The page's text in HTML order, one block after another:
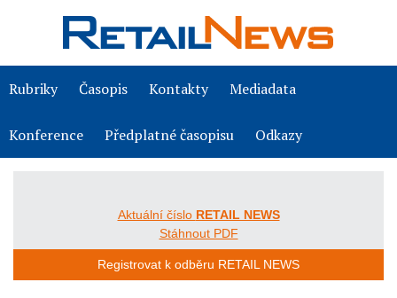
Rubriky Časopis Kontakty Mediadata
Konference Předplatné časopisu Odkazy
Aktuální číslo RETAIL NEWS
Stáhnout PDF
Registrovat k odběru RETAIL NEWS